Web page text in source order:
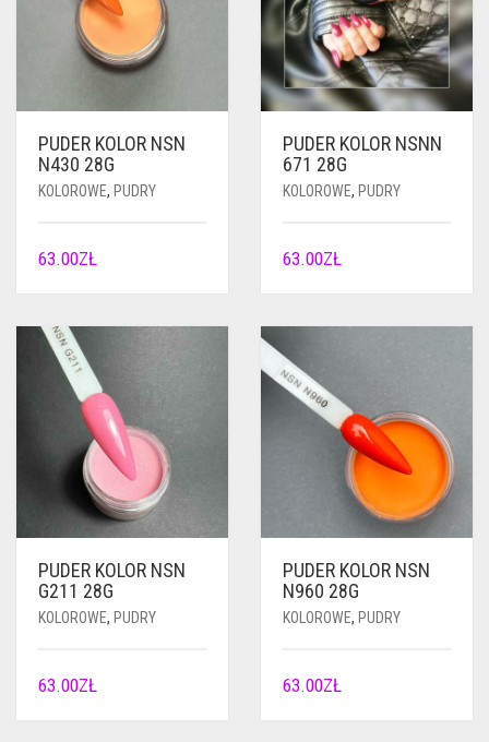
PUDER KOLOR NSN
N430 28G
KOLOROWE, PUDRY
63.00ZŁ
PUDER KOLOR NSNN
671 28G
KOLOROWE, PUDRY
63.00ZŁ
PUDER KOLOR NSN
G211 28G
KOLOROWE, PUDRY
63.00ZŁ
PUDER KOLOR NSN
N960 28G
KOLOROWE, PUDRY
63.00ZŁ